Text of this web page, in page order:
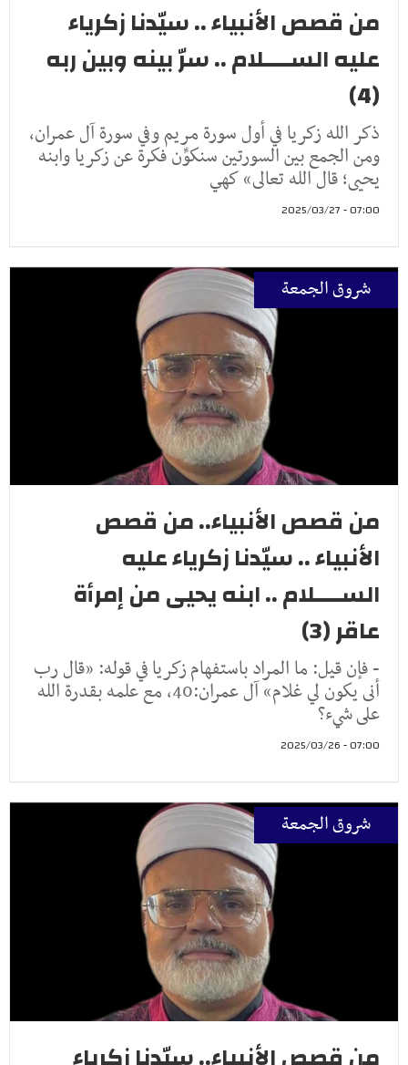
من قصص الأنبياء .. سيّدنا زكرياء
عليه الســــلام .. سرّ بينه وبين ربه
(4)
ذكر الله زكريا في أول سورة مريم وفي سورة آل عمران،
ومن الجمع بين السورتين سنكوِّن فكرة عن زكريا وابنه
يحيى؛ قال الله تعالى» كهي
07:00 - 2025/03/27
شروق الجمعة
من قصص الأنبياء.. من قصص
الأنبياء .. سيّدنا زكرياء عليه
الســــلام .. ابنه يحيى من إمرأة
عاقر (3)
- فإن قيل: ما المراد باستفهام زكريا في قوله: «قال رب
أنى يكون لي غلام» آل عمران:40، مع علمه بقدرة الله
على شيء؟
07:00 - 2025/03/26
شروق الجمعة